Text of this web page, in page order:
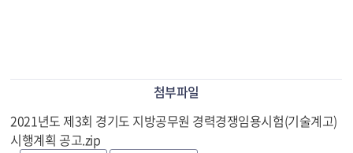
첨부파일
2021년도 제3회 경기도 지방공무원 경력경쟁임용시험(기술계고)
시행계획 공고.zip